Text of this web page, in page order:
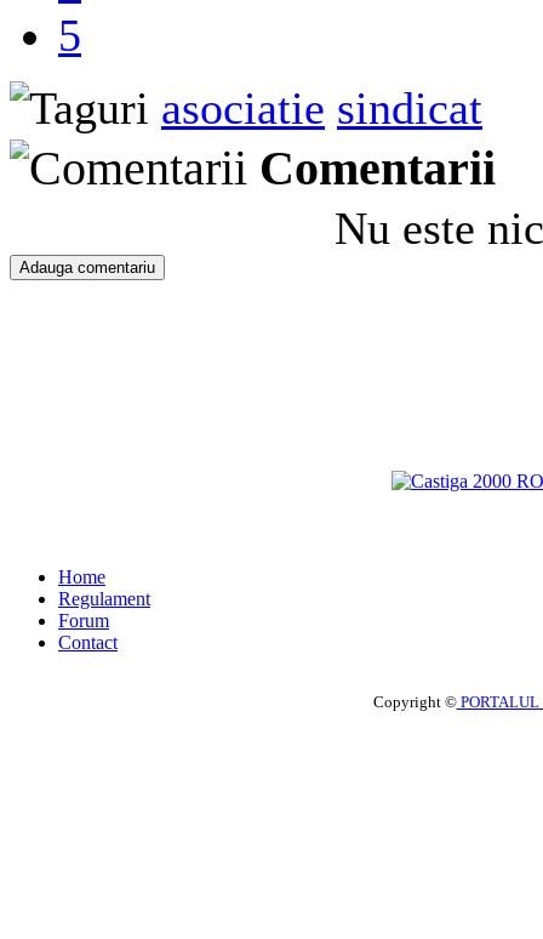
5
asociatie sindicat
Comentarii
Nu este
Home
Regulament
Forum
Contact
Copyright ©PORTALUL